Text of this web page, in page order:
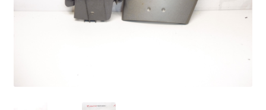
Politique de confidentialité